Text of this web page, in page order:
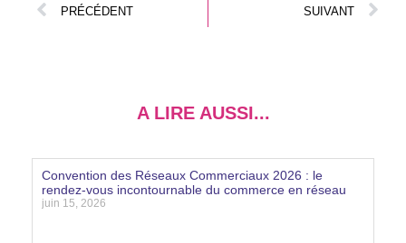
PRÉCÉDENT SUIVANT
A LIRE AUSSI...
Convention des Réseaux Commerciaux 2026 : le
rendez-vous incontournable du commerce en réseau
juin 15, 2026